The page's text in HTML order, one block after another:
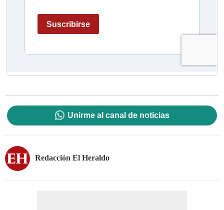
Unirme al canal de noticias
Redacción El Heraldo